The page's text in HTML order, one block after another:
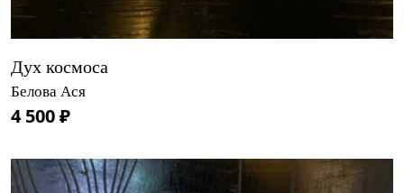
Дух космоса
Белова Ася
4 500 ₽